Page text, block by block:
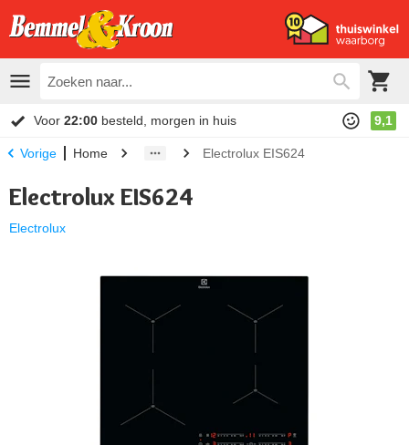
Voor 22:00 besteld, morgen in huis 9,1
Vorige Home Electrolux EIS624
Electrolux EIS624
Electrolux